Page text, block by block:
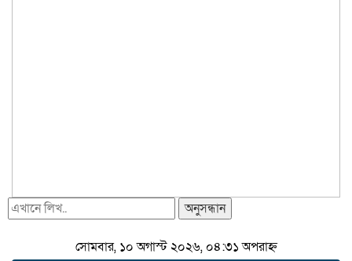
অনুসন্ধান
সোমবার, ১০ অগাস্ট ২০২৬, ০৪:৩১ অপরাহ্ন